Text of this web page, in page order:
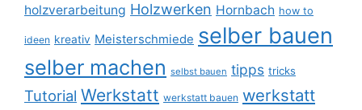
holzverarbeitung Holzwerken Hornbach how to
ideen kreativ Meisterschmiede selber bauen
selber machen selbst bauen tipps tricks
Tutorial Werkstatt werkstatt bauen werkstatt